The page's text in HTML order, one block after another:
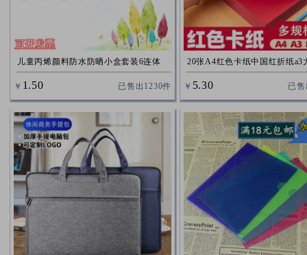
儿童丙烯颜料防水防晒小盒套装6连体
12色diy绘画涂鸦石头画石膏画
￥ 1.50 已售出 1230件
20张A4红色卡纸中国红折纸a3
卡纸4k大张双面红色8k手工纸
￥ 5.30 已